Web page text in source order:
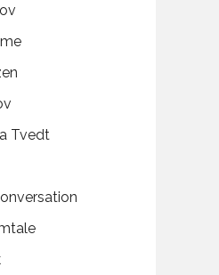
Tvedt